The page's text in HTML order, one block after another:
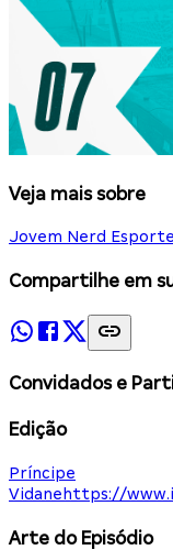
Veja mais sobre
Jovem Nerd
Compartilhe em
Convidados e
Edição
Príncipe
Vidane https://
Arte do Episódio